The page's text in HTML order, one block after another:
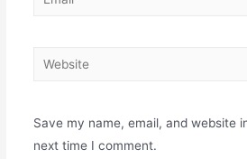
Website
Save my name, email, and website
next time I comment.